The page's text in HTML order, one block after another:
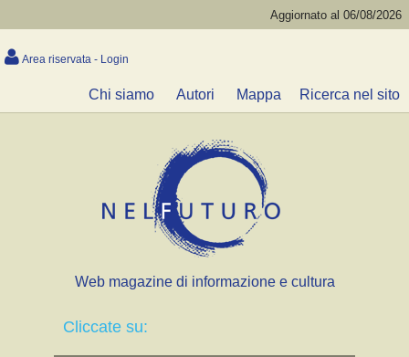
Aggiornato al 06/08/2026
Area riservata - Login
Chi siamo Autori Mappa Ricerca nel sito
Web magazine di informazione e cultura
Cliccate su: